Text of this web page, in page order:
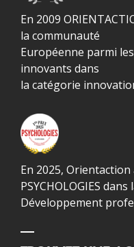
En 2009
la communauté
Européenne parmi
innovants dans
la catégorie
En 2025,
PSYCHOLOGIES
Développement